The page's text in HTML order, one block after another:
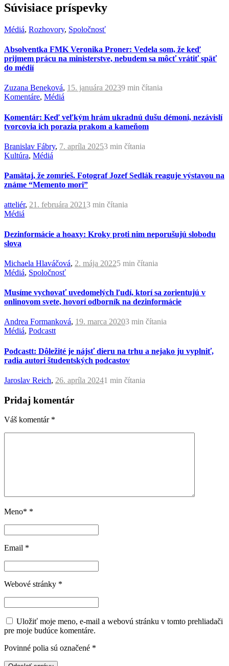
Súvisiace príspevky
Médiá, Rozhovory, Spoločnosť
Absolventka FMK Veronika Proner: Vedela som, že keď
prijmem prácu na ministerstve, nebudem sa môcť vrátiť späť
do médií
Zuzana Beneková, 15. januára 20239 min čítania
Komentáre, Médiá
Komentár: Keď veľkým hrám ukradnú dušu démoni, nezávislí
tvorcovia ich porazia prakom a kameňom
Branislav Fábry, 7. apríla 20253 min čítania
Kultúra, Médiá
Pamätaj, že zomrieš. Fotograf Jozef Sedlák reaguje výstavou na
známe “Memento mori”
atteliér, 21. februára 20213 min čítania
Médiá
Dezinformácie a hoaxy: Kroky proti nim neporušujú slobodu
slova
Michaela Hlaváčová, 2. mája 20225 min čítania
Médiá, Spoločnosť
Musíme vychovať uvedomelých ľudí, ktorí sa zorientujú v
onlinovom svete, hovorí odborník na dezinformácie
Andrea Formanková, 19. marca 20203 min čítania
Médiá, Podcastt
Podcastt: Dôležité je nájsť dieru na trhu a nejako ju vyplniť,
radia autori študentských podcastov
Jaroslav Reich, 26. apríla 20241 min čítania
Pridaj komentár
Váš komentár *
Meno* *
Email *
Webové stránky *
Uložiť moje meno, e-mail a webovú stránku v tomto prehliadači
pre moje budúce komentáre.
Povinné polia sú označené *